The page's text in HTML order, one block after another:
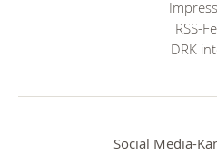
RSS-
DRK
Social Media-